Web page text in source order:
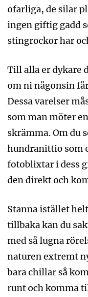
ofarliga, de silar
ingen giftig gadd
stingrockor har
Till alla er dykare
om ni någonsin
Dessa varelser
som man möter
skrämma. Om du
hundranittio som
fotoblixtar i dess
den direkt och
Stanna istället
tillbaka kan du
med så lugna
naturen extremt
bara chillar så
runt och komma